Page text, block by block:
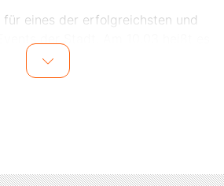
eines der erfolgreichsten und
URBAN TOUCH!!
Partys dabei war, weiß, dass
Crème!! Dafür arbeiten wir hart,